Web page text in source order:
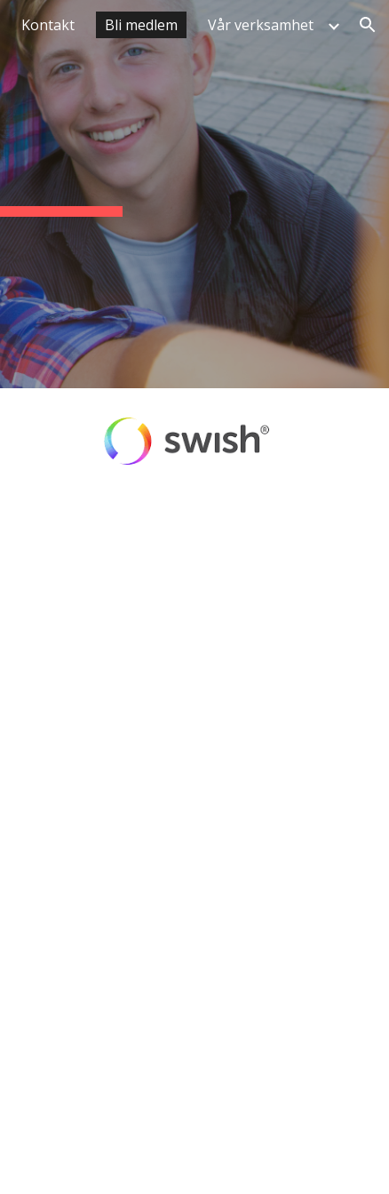
Kontakt Bli medlem Vår verksamhet